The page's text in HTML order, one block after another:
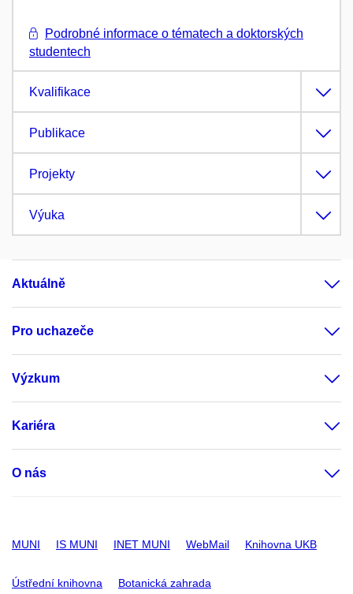
Podrobné informace o tématech a doktorských
studentech
Kvalifikace
Publikace
Projekty
Výuka
Aktuálně
Pro uchazeče
Výzkum
Kariéra
O nás
MUNI IS MUNI INET MUNI WebMail Knihovna UKB
Ústřední knihovna Botanická zahrada